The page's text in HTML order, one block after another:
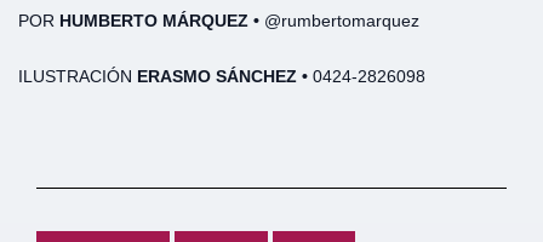
POR HUMBERTO MÁRQUEZ • @rumbertomarquez
ILUSTRACIÓN ERASMO SÁNCHEZ • 0424-2826098